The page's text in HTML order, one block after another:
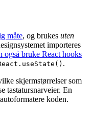
måte, og brukes uten
importeres
også bruke React hooks
.
skjermstørrelser som
tastatursnarveier. En
koden.